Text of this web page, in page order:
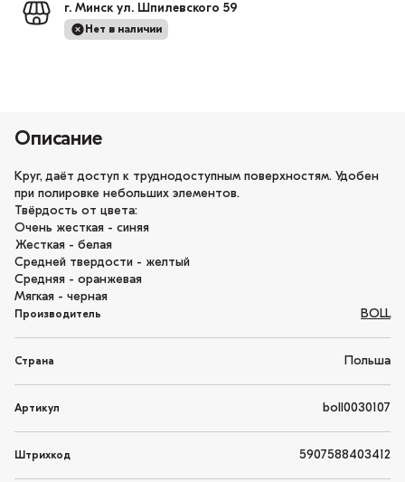
г. Минск ул. Шпилевского 59
Нет в наличии
Описание
Круг, даёт доступ к труднодоступным поверхностям. Удобен
при полировке небольших элементов.
Твёрдость от цвета:
Очень жесткая - синяя
Жесткая - белая
Средней твердости - желтый
Средняя - оранжевая
Мягкая - черная
Производитель BOLL
Страна Польша
Артикул boll0030107
Штрихкод 5907588403412